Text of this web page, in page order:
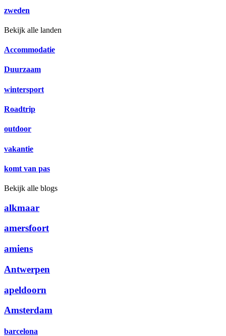
zweden
Bekijk alle landen
Accommodatie
Duurzaam
wintersport
Roadtrip
outdoor
vakantie
komt van pas
Bekijk alle blogs
alkmaar
amersfoort
amiens
Antwerpen
apeldoorn
Amsterdam
barcelona